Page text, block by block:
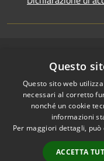
Accessibilità
Privacy
Cookie
Mappa del sito
Area riservata
amministratori
Questo
Questo sito web
necessari al corretto
nonché un cookie
informazioni
Per maggiori dettagli,
ACCETTA